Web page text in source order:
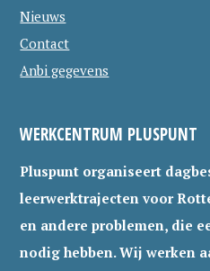
Nieuws
Contact
Anbi gegevens
WERKCENTRUM PLUSPUNT
Pluspunt organiseert
leerwerktrajecten voor
en andere problemen, die
nodig hebben. Wij werken